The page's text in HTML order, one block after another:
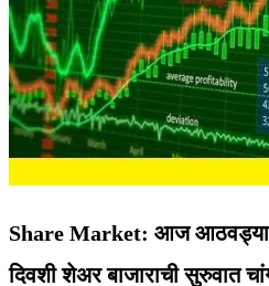
Share Market: आज
दिवशी शेअर बाजाराची सुरुवात